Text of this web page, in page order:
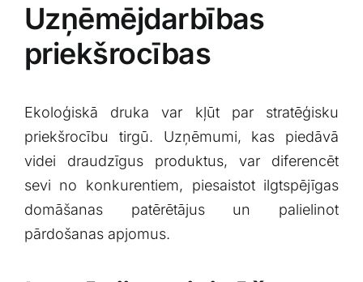
Uzņēmējdarbības
priekšrocības
Ekoloģiskā⁢ druka var kļūt par stratēģisku
priekšrocību tirgū.⁣ Uzņēmumi, kas piedāvā
videi draudzīgus​ produktus, var diferencēt
sevi no konkurentiem, piesaistot ilgtspējīgas
domāšanas patērētājus un‍ palielinot
⁤pārdošanas apjomus.